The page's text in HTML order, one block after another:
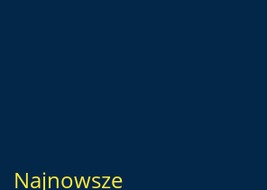
Najnowsze